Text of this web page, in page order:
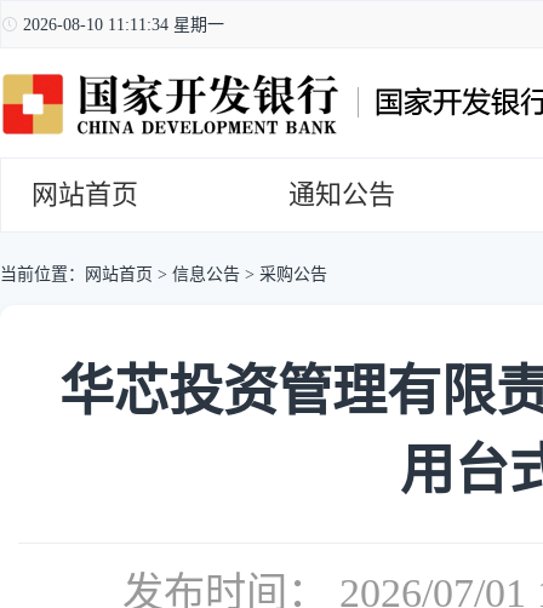
2026-08-10 11:11:35 星期一
网站首页 通知公告
当前位置： 网站首页 > 信息公告 > 采购公告
华芯投资管理有限
用台
发布时间： 2026/07/